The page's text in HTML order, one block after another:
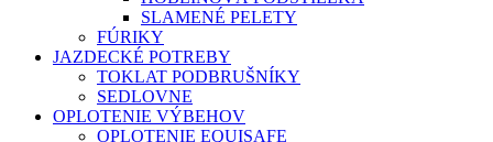
SLAMENÉ PELETY
FÚRIKY
JAZDECKÉ POTREBY
TOKLAT PODBRUŠNÍKY
SEDLOVNE
OPLOTENIE VÝBEHOV
OPLOTENIE EQUISAFE